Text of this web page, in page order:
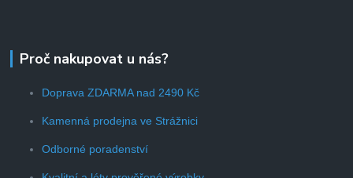
Proč nakupovat u nás?
Doprava ZDARMA nad 2490 Kč
Kamenná prodejna ve Strážnici
Odborné poradenství